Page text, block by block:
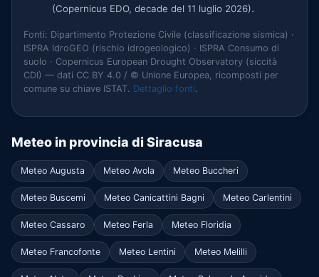
(Copernicus EDO, decade del 11 luglio 2026).
Fonti: Dipartimento Protezione Civile (classificazione sismica) ·
ISPRA IdroGEO (rischio idrogeologico) · ISPRA Consumo di
suolo · Copernicus European Drought Observatory (siccità
CDI) — dati CC BY 4.0 / © Unione Europea, ricomposti per
comune su chiave ISTAT. Dettaglio fonti.
Meteo in provincia di Siracusa
Meteo Augusta Meteo Avola Meteo Buccheri
Meteo Buscemi Meteo Canicattini Bagni Meteo Carlentini
Meteo Cassaro Meteo Ferla Meteo Floridia
Meteo Francofonte Meteo Lentini Meteo Melilli